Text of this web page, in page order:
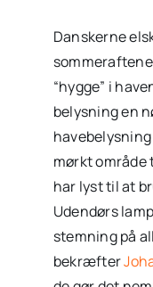
Danskerne
“hygge” i
belysning en
mørkt område
har lyst til at
Udendørs
stemning på
bekræfter